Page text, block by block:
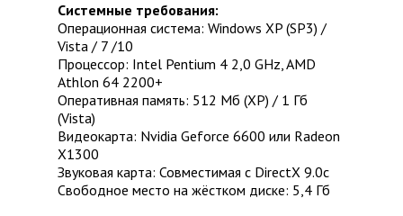
Системные требования:
Операционная система: Windows XP (SP3) /
Vista / 7 /10
Процессор: Intel Pentium 4 2,0 GHz, AMD
Athlon 64 2200+
Оперативная память: 512 Мб (XP) / 1 Гб
(Vista)
Видеокарта: Nvidia Geforce 6600 или Radeon
Х1300
Звуковая карта: Совместимая с DirectX 9.0c
Свободное место на жёстком диске: 5,4 Гб